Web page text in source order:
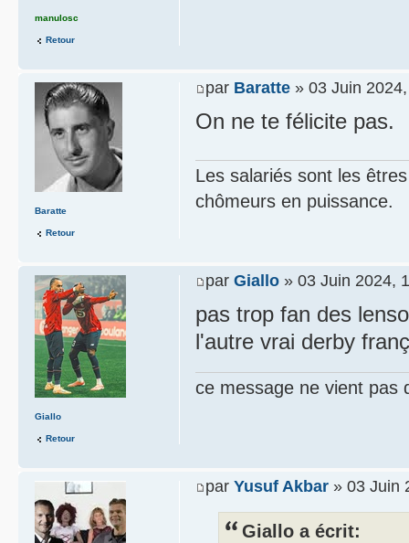
manulosc
Retour
par Baratte » 03 Juin
On ne te félicite pas.
Les salariés sont les
chômeurs en puissance.
Baratte
Retour
par Giallo » 03 Juin 2024,
pas trop fan des
l'autre vrai derby
ce message ne vient pas
Giallo
Retour
par Yusuf Akbar » 03 Juin
Giallo a écrit: